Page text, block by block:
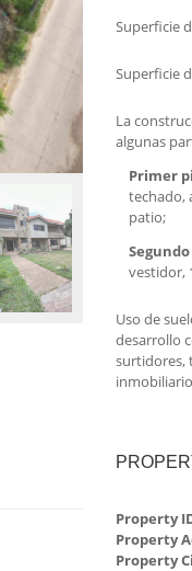
Superficie
Superficie
La
algunas
Primer
techado,
patio;
vestidor,
Uso de
desarrollo
surtidores,
Property
Property
Property